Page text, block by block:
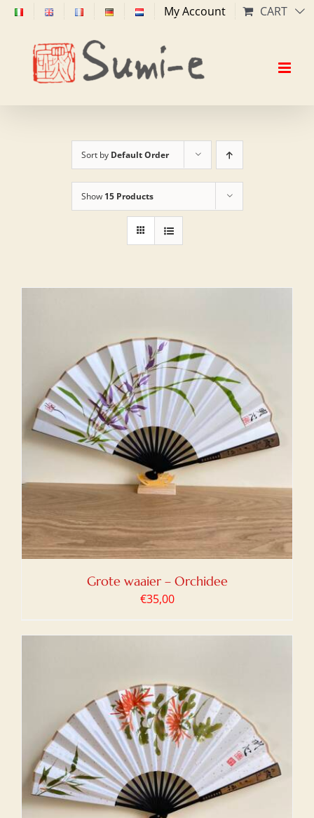
Skip
content
My Account CART
Sort by Default Order
Show 15 Products
Grote waaier – Orchidee
€35,00